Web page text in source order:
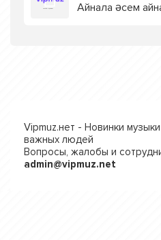
Айнала әсем
Vipmuz.нет - Новинки
важных людей
Вопросы, жалобы и
admin@vipmuz.net